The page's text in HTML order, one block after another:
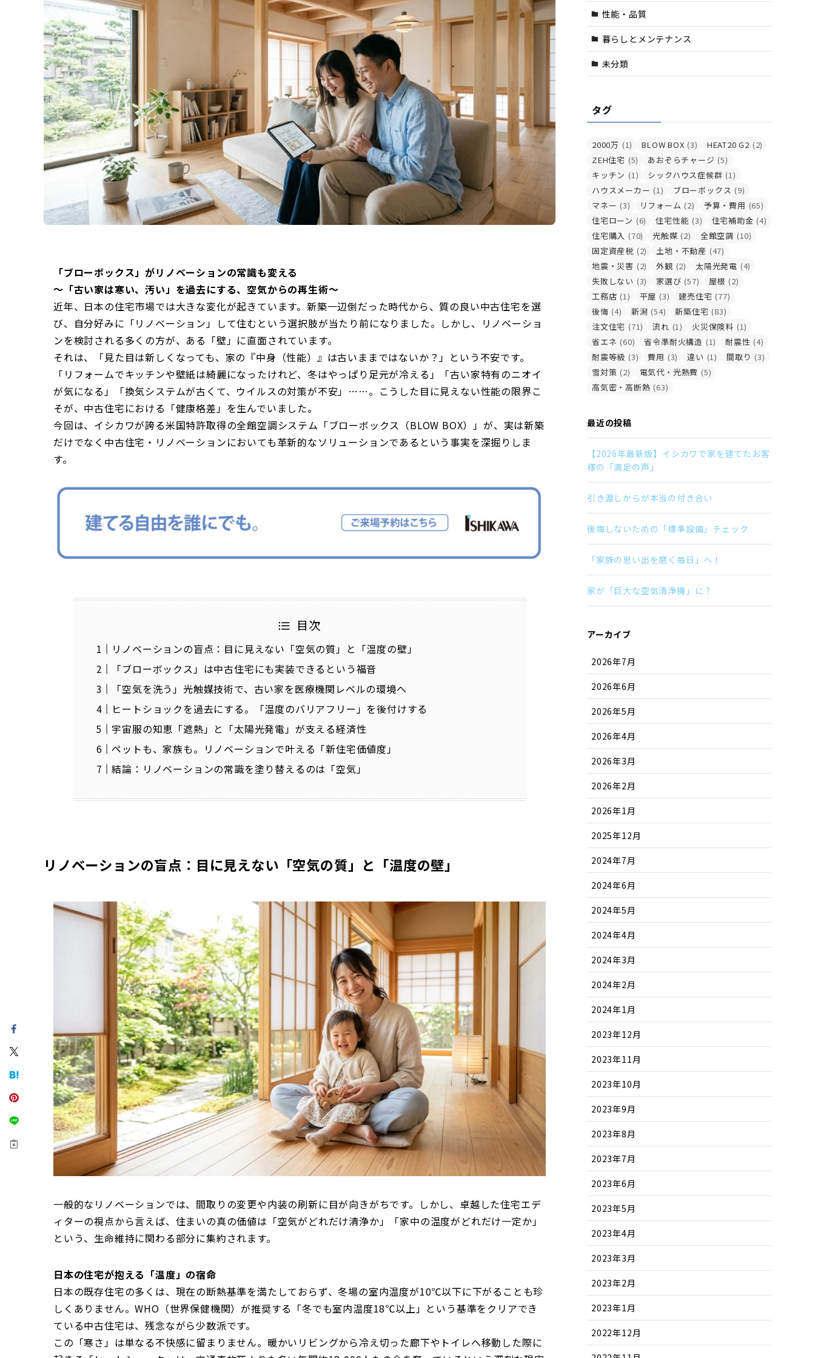
「ブローボックス」がリノベーションの常識も変える
～「古い家は寒い、汚い」を過去にする、空気からの再生術～
近年、日本の住宅市場では大きな変化が起きています。新築一辺倒だった時代から、質の良い中古住宅を選
び、自分好みに「リノベーション」して住むという選択肢が当たり前になりました。しかし、リノベーショ
ンを検討される多くの方が、ある「壁」に直面されています。
それは、「見た目は新しくなっても、家の『中身（性能）』は古いままではないか？」という不安です。
「リフォームでキッチンや壁紙は綺麗になったけれど、冬はやっぱり足元が冷える」「古い家特有のニオイ
が気になる」「換気システムが古くて、ウイルスの対策が不安」……。こうした目に見えない性能の限界こ
そが、中古住宅における「健康格差」を生んでいました。
今回は、イシカワが誇る米国特許取得の全館空調システム「ブローボックス（BLOW BOX）」が、実は新築
だけでなく中古住宅・リノベーションにおいても革新的なソリューションであるという事実を深掘りしま
す。
目次
リノベーションの盲点：目に見えない「空気の質」と「温度の壁」
「ブローボックス」は中古住宅にも実装できるという福音
「空気を洗う」光触媒技術で、古い家を医療機関レベルの環境へ
ヒートショックを過去にする。「温度のバリアフリー」を後付けする
宇宙服の知恵「遮熱」と「太陽光発電」が支える経済性
ペットも、家族も。リノベーションで叶える「新住宅価値度」
結論：リノベーションの常識を塗り替えるのは「空気」
リノベーションの盲点：目に見えない「空気の質」と「温度の壁」
一般的なリノベーションでは、間取りの変更や内装の刷新に目が向きがちです。しかし、卓越した住宅エデ
ィターの視点から言えば、住まいの真の価値は「空気がどれだけ清浄か」「家中の温度がどれだけ一定か」
という、生命維持に関わる部分に集約されます。
日本の住宅が抱える「温度」の宿命
日本の既存住宅の多くは、現在の断熱基準を満たしておらず、冬場の室内温度が10℃以下に下がることも珍
しくありません。WHO（世界保健機関）が推奨する「冬でも室内温度18℃以上」という基準をクリアでき
ている中古住宅は、残念ながら少数派です。
この「寒さ」は単なる不快感に留まりません。暖かいリビングから冷え切った廊下やトイレへ移動した際に
性能・品質
暮らしとメンテナンス
未分類
タグ
2000万 (1) BLOW BOX (3) HEAT20 G2 (2)
ZEH住宅 (5) あおぞらチャージ (5)
キッチン (1) シックハウス症候群 (1)
ハウスメーカー (1) ブローボックス (9)
マネー (3) リフォーム (2) 予算・費用 (65)
住宅ローン (6) 住宅性能 (3) 住宅補助金 (4)
住宅購入 (70) 光触媒 (2) 全館空調 (10)
固定資産税 (2) 土地・不動産 (47)
地震・災害 (2) 外観 (2) 太陽光発電 (4)
失敗しない (3) 家選び (57) 屋根 (2)
工務店 (1) 平屋 (3) 建売住宅 (77)
後悔 (4) 新潟 (54) 新築住宅 (83)
注文住宅 (71) 流れ (1) 火災保険料 (1)
省エネ (60) 省令準耐火構造 (1) 耐震性 (4)
耐震等級 (3) 費用 (3) 違い (1) 間取り (3)
雪対策 (2) 電気代・光熱費 (5)
高気密・高断熱 (63)
最近の投稿
【2026年最新版】イシカワで家を建てたお客
様の「満足の声」
引き渡しからが本当の付き合い
後悔しないための「標準設備」チェック
「家族の思い出を磨く毎日」へ！
家が「巨大な空気清浄機」に？
アーカイブ
2026年7月
2026年6月
2026年5月
2026年4月
2026年3月
2026年2月
2026年1月
2025年12月
2024年7月
2024年6月
2024年5月
2024年4月
2024年3月
2024年2月
2024年1月
2023年12月
2023年11月
2023年10月
2023年9月
2023年8月
2023年7月
2023年6月
2023年5月
2023年4月
2023年3月
2023年2月
2023年1月
2022年12月